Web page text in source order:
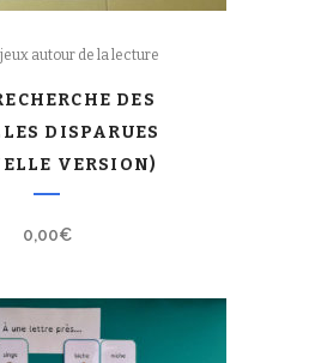
jeux autour de la lecture
DES
DISPARUES
VERSION)
0,00€